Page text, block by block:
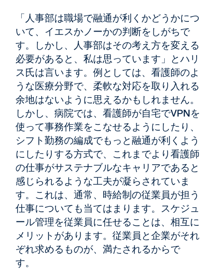
「人事部は職場で融通が利くかどうかにつ
いて、イエスかノーかの判断をしがちで
す。しかし、人事部はその考え方を変える
必要があると、私は思っています」とハリ
ス氏は言います。例としては、看護師のよ
うな医療分野で、柔軟な対応を取り入れる
余地はないように思えるかもしれません。
しかし、病院では、看護師が自宅でVPNを
使って事務作業をこなせるようにしたり、
シフト勤務の編成でもっと融通が利くよう
にしたりする方式で、これまでより看護師
の仕事がサステナブルなキャリアであると
感じられるような工夫が凝らされていま
す。これは、通常、時給制の従業員が担う
仕事についても当てはまります。スケジュ
ール管理を従業員に任せることは、相互に
メリットがあります。従業員と企業がそれ
ぞれ求めるものが、満たされるからで
す。